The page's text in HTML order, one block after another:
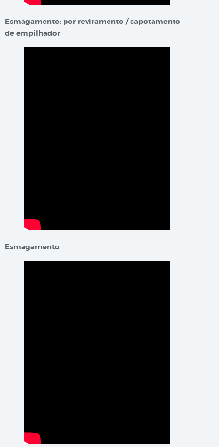
Esmagamento: por reviramento / capotamento
de empilhador​
Esmagamento